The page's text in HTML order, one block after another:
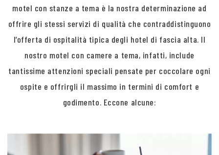
motel con stanze a tema è la nostra determinazione ad
offrire gli stessi servizi di qualità che contraddistinguono
l’offerta di ospitalità tipica degli hotel di fascia alta. Il
nostro motel con camere a tema, infatti, include
tantissime attenzioni speciali pensate per coccolare ogni
ospite e offrirgli il massimo in termini di comfort e
godimento. Eccone alcune: